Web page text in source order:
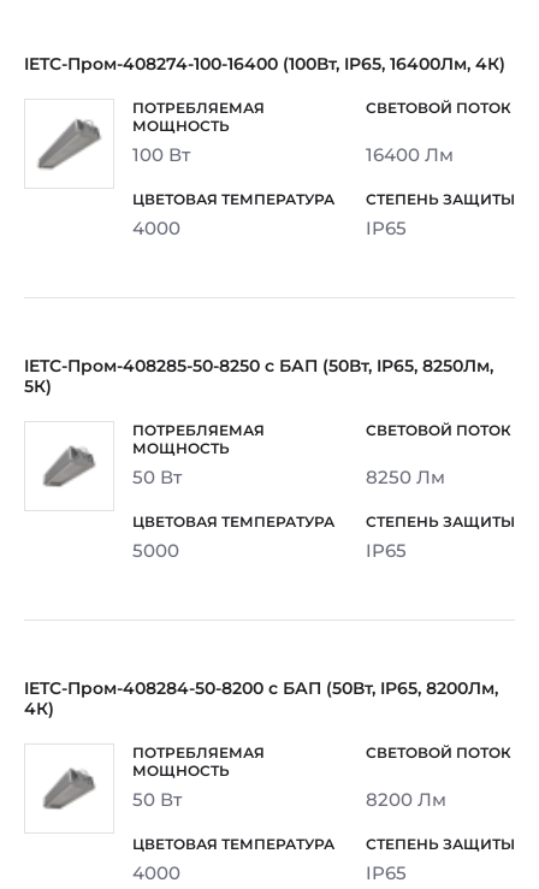
IETC-Пром-408274-100-16400 (100Вт, IP65, 16400Лм, 4К)
100 Вт 16400 Лм
4000 IP65
IETC-Пром-408285-50-8250 с БАП (50Вт, IP65, 8250Лм,
5К)
50 Вт 8250 Лм
5000 IP65
IETC-Пром-408284-50-8200 с БАП (50Вт, IP65, 8200Лм,
4К)
50 Вт 8200 Лм
4000 IP65